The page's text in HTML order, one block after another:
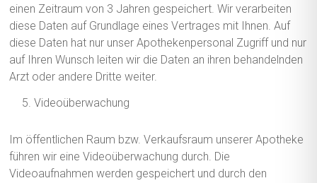
einen Zeitraum von 3 Jahren gespeichert. Wir verarbeiten
diese Daten auf Grundlage eines Vertrages mit Ihnen. Auf
diese Daten hat nur unser Apothekenpersonal Zugriff und nur
auf Ihren Wunsch leiten wir die Daten an ihren behandelnden
Arzt oder andere Dritte weiter.
Videoüberwachung
Im öffentlichen Raum bzw. Verkaufsraum unserer Apotheke
führen wir eine Videoüberwachung durch. Die
Videoaufnahmen werden gespeichert und durch den